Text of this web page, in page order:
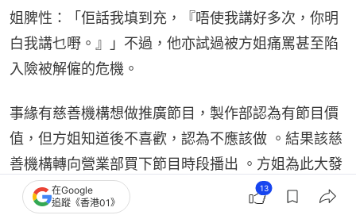
姐脾性：「佢話我填到充，『唔使我講好多次，你明
白我講乜嘢。』」不過，他亦試過被方姐痛罵甚至陷
入險被解僱的危機。
事緣有慈善機構想做推廣節目，製作部認為有節目價
值，但方姐知道後不喜歡，認為不應該做 。結果該慈
善機構轉向營業部買下節目時段播出 。方姐為此大發
雷霆，將矛頭指向陳志雲：「佢鬧我陽奉陰違，『我
叫你唔做，你就叫人走第二條路！』 」當晚陳志雲剛
在Google
追蹤《香港01》
13